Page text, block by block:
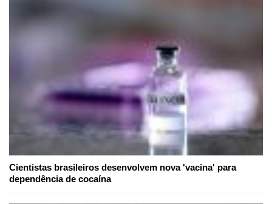
Cientistas brasileiros desenvolvem nova 'vacina' para
dependência de cocaína